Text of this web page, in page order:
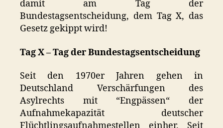
damit am Tag der
Bundestagsentscheidung, dem Tag X, das
Gesetz gekippt wird!
Tag X – Tag der Bundestagsentscheidung
Seit den 1970er Jahren gehen in
Deutschland Verschärfungen des
Asylrechts mit “Engpässen“ der
Aufnahmekapazität deutscher